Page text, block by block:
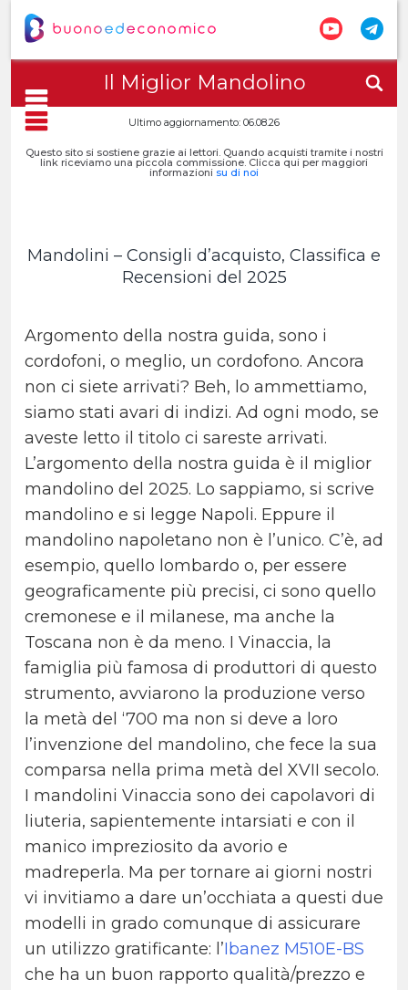
Il Miglior Mandolino
Ultimo aggiornamento: 06.08.26
Questo sito si sostiene grazie ai lettori. Quando acquisti tramite i nostri
link riceviamo una piccola commissione. Clicca qui per maggiori
informazioni su di noi
Mandolini – Consigli d’acquisto, Classifica e
Recensioni del 2025
Argomento della nostra guida, sono i
cordofoni, o meglio, un cordofono. Ancora
non ci siete arrivati? Beh, lo ammettiamo,
siamo stati avari di indizi. Ad ogni modo, se
aveste letto il titolo ci sareste arrivati.
L’argomento della nostra guida è il miglior
mandolino del 2025. Lo sappiamo, si scrive
mandolino e si legge Napoli. Eppure il
mandolino napoletano non è l’unico. C’è, ad
esempio, quello lombardo o, per essere
geograficamente più precisi, ci sono quello
cremonese e il milanese, ma anche la
Toscana non è da meno. I Vinaccia, la
famiglia più famosa di produttori di questo
strumento, avviarono la produzione verso
la metà del ‘700 ma non si deve a loro
l’invenzione del mandolino, che fece la sua
comparsa nella prima metà del XVII secolo.
I mandolini Vinaccia sono dei capolavori di
liuteria, sapientemente intarsiati e con il
manico impreziosito da avorio e
madreperla. Ma per tornare ai giorni nostri
vi invitiamo a dare un’occhiata a questi due
modelli in grado comunque di assicurare
un utilizzo gratificante: l’Ibanez M510E-BS
che ha un buon rapporto qualità/prezzo e